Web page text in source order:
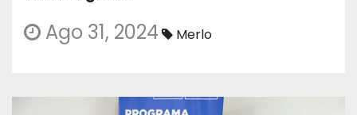
Ago 31, 2024 Merlo